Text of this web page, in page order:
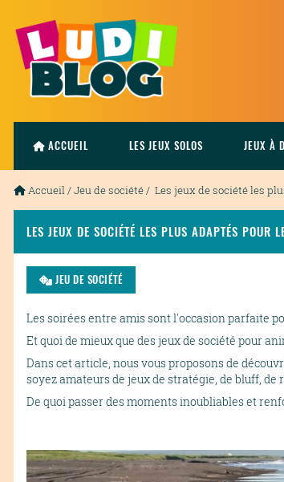
ACCUEIL LES JEUX SOLOS JEUX À
Accueil/Jeu de société/ Les jeux de société les
LES JEUX DE SOCIÉTÉ LES PLUS ADAPTÉS POUR
JEU DE SOCIÉTÉ
Les soirées entre amis sont l'occasion parfaite
Et quoi de mieux que des jeux de société pour
Dans cet article, nous vous proposons de
soyez amateurs de jeux de stratégie, de bluff, de
De quoi passer des moments inoubliables et